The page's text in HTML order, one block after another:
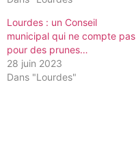
Lourdes : un Conseil
municipal qui ne compte pas
pour des prunes…
28 juin 2023
Dans "Lourdes"